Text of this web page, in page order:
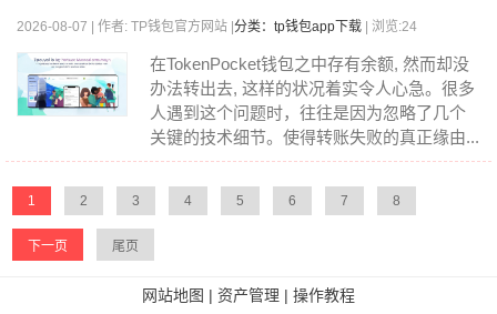
2026-08-07 | 作者: TP钱包官方网站 | 分类：tp钱包app下载 | 浏览:24
在TokenPocket钱包之中存有余额, 然而却没
办法转出去, 这样的状况着实令人心急。很多
人遇到这个问题时，往往是因为忽略了几个
关键的技术细节。使得转账失败的真正缘由...
1 2 3 4 5 6 7 8
下一页 尾页
网站地图 | 资产管理 | 操作教程